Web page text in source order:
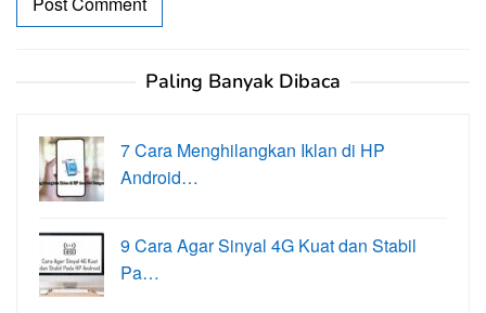
Paling Banyak Dibaca
7 Cara Menghilangkan Iklan di HP
Android…
9 Cara Agar Sinyal 4G Kuat dan Stabil
Pa…